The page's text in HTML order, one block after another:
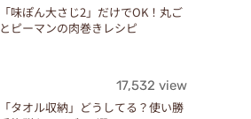
「味ぽん大さじ2」だけでOK！丸ご
とピーマンの肉巻きレシピ
17,532 view
「タオル収納」どうしてる？使い勝